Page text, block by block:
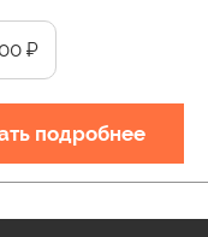
₽
подробнее